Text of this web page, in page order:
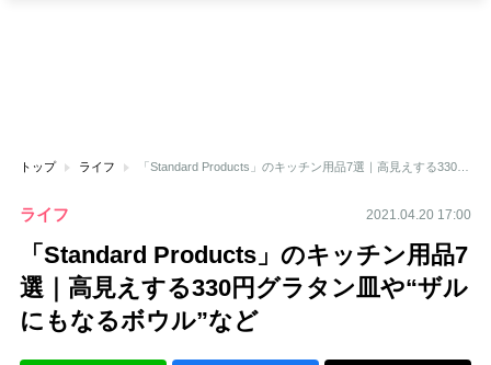
トップ ライフ 「Standard Products」のキッチン用品7選｜高見えする330円グラタン皿や“ザルにもなるボウル”など
ライフ 2021.04.20 17:00
「Standard Products」のキッチン用品7
選｜高見えする330円グラタン皿や“ザル
にもなるボウル”など